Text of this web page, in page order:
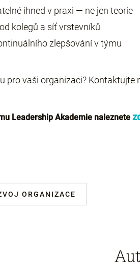
ihned v praxi — ne jen teorie
kolegů a síť vrstevníků
zlepšování v týmu
pro vaši organizaci? Kontaktujte
Leadership Akademie naleznete
ORGANIZACE
Autor